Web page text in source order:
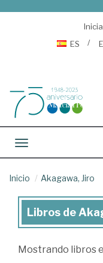
ES
Toggle navigation
Inicio Akagawa, Jiro
Libros
Akagawa,
Libros de
Mostrando libros